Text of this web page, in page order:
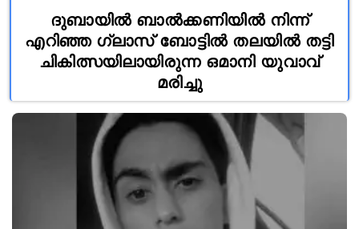
ദുബായിൽ ബാൽക്കണിയിൽ നിന്ന്
എറിഞ്ഞ ഗ്ലാസ് ബോട്ടിൽ തലയിൽ തട്ടി
ചികിത്സയിലായിരുന്ന ഒമാനി യുവാവ്
മരിച്ചു